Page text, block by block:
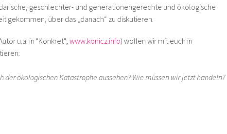
geschlechter- und generationengerechte und ökologische
gekommen, über das „danach“ zu diskutieren.
u.a. in "Konkret"; www.konicz.info) wollen wir mit euch in
der ökologischen Katastrophe aussehen? Wie müssen wir jetzt handeln?